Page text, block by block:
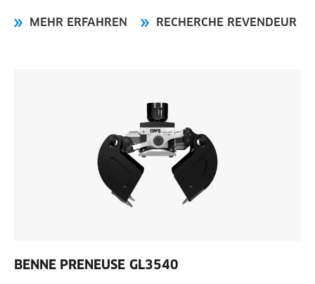
MEHR ERFAHREN RECHERCHE REVENDEUR
BENNE PRENEUSE GL3540